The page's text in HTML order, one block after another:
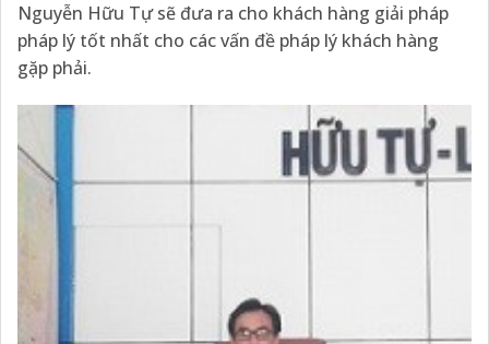
Nguyễn Hữu Tự sẽ đưa ra cho khách hàng giải pháp
pháp lý tốt nhất cho các vấn đề pháp lý khách hàng
gặp phải.